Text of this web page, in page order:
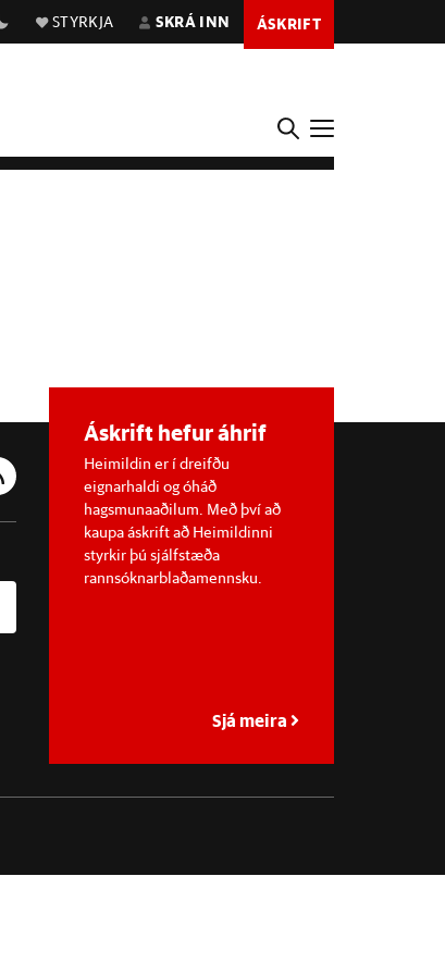
STYRKJA SKRÁ INN ÁSKRIFT
Áskrift hefur áhrif
Heimildin er í dreifðu
eignarhaldi og óháð
hagsmunaaðilum. Með því að
kaupa áskrift að Heimildinni
styrkir þú sjálfstæða
rannsóknarblaðamennsku.
Sjá meira